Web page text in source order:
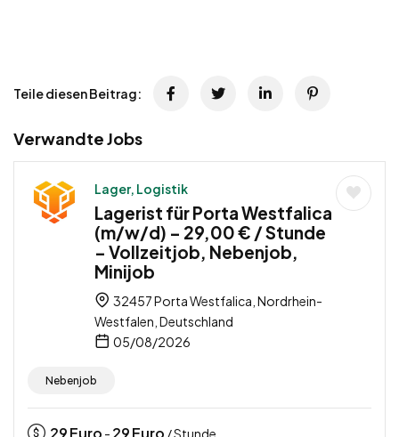
Teile diesen Beitrag:
Verwandte Jobs
Lager, Logistik
Lagerist für Porta Westfalica
(m/w/d) – 29,00 € / Stunde
– Vollzeitjob, Nebenjob,
Minijob
32457 Porta Westfalica, Nordrhein-
Westfalen, Deutschland
05/08/2026
Nebenjob
29Euro - 29Euro / Stunde